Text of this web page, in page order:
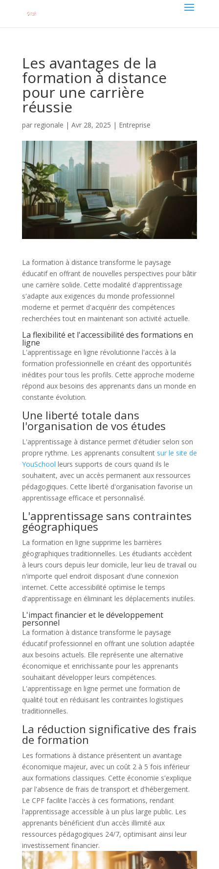
Les avantages de la
formation à distance
pour une carrière
réussie
par regionale | Avr 28, 2025 | Entreprise
La formation à distance transforme le paysage
éducatif en offrant de nouvelles perspectives pour bâtir
une carrière solide. Cette modalité d'apprentissage
s'adapte aux exigences du monde professionnel
moderne et permet d'acquérir des compétences
recherchées tout en maintenant son activité actuelle.
La flexibilité et l'accessibilité des formations en
ligne
L'apprentissage en ligne révolutionne l'accès à la
formation professionnelle en créant des opportunités
inédites pour tous les profils. Cette approche moderne
répond aux besoins des apprenants dans un monde en
constante évolution.
Une liberté totale dans
l'organisation de vos études
L'apprentissage à distance permet d'étudier selon son
propre rythme. Les apprenants consultent sur le site de
YouSchool leurs supports de cours quand ils le
souhaitent, avec un accès permanent aux ressources
pédagogiques. Cette liberté d'organisation favorise un
apprentissage efficace et personnalisé.
L'apprentissage sans contraintes
géographiques
La formation en ligne supprime les barrières
géographiques traditionnelles. Les étudiants accèdent
à leurs cours depuis leur domicile, leur lieu de travail ou
n'importe quel endroit disposant d'une connexion
internet. Cette accessibilité optimise le temps
d'apprentissage en éliminant les déplacements inutiles.
L'impact financier et le développement
personnel
La formation à distance transforme le paysage
éducatif professionnel en offrant une solution adaptée
aux besoins actuels. Elle représente une alternative
économique et enrichissante pour les apprenants
souhaitant développer leurs compétences.
L'apprentissage en ligne permet une formation de
qualité tout en réduisant les contraintes logistiques
traditionnelles.
La réduction significative des frais
de formation
Les formations à distance présentent un avantage
économique majeur, avec un coût 2 à 5 fois inférieur
aux formations classiques. Cette économie s'explique
par l'absence de frais de transport et d'hébergement.
Le CPF facilite l'accès à ces formations, rendant
l'apprentissage accessible à un plus large public. Les
apprenants bénéficient d'un accès illimité aux
ressources pédagogiques 24/7, optimisant ainsi leur
investissement financier.